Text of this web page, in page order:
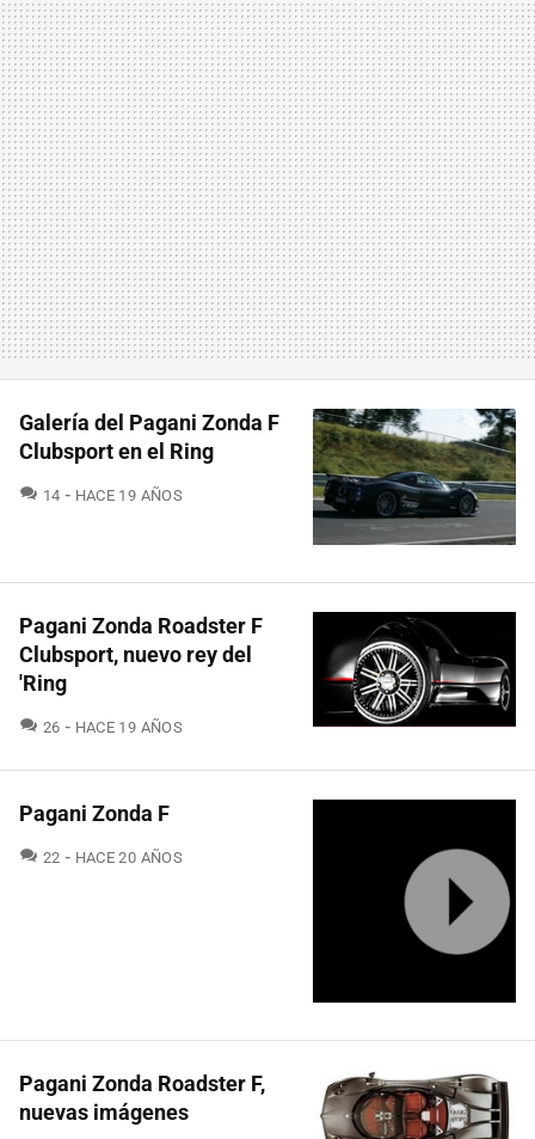
Galería del Pagani Zonda F
Clubsport en el Ring
14 COMENTARIOS
HACE 19 AÑOS
Pagani Zonda Roadster F
Clubsport, nuevo rey del
'Ring
26 COMENTARIOS
HACE 19 AÑOS
Pagani Zonda F
22 COMENTARIOS
HACE 20 AÑOS
Pagani Zonda Roadster F,
nuevas imágenes